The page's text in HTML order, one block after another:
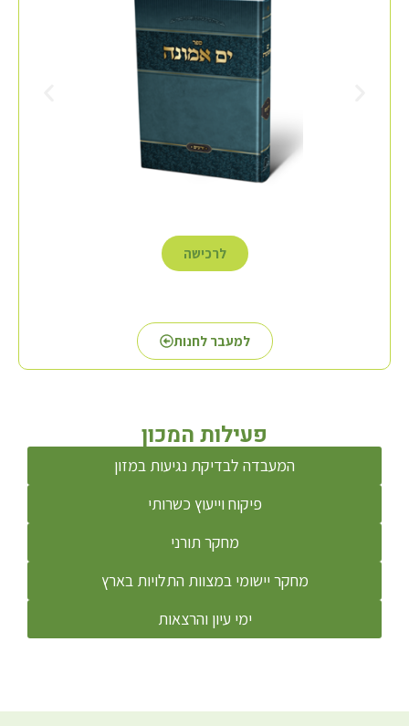
לרכישה
למעבר לחנות
פעילות המכון
המעבדה לבדיקת נגיעות במזון
פיקוח וייעוץ כשרותי
מחקר תורני
מחקר יישומי במצוות התלויות בארץ
ימי עיון והרצאות